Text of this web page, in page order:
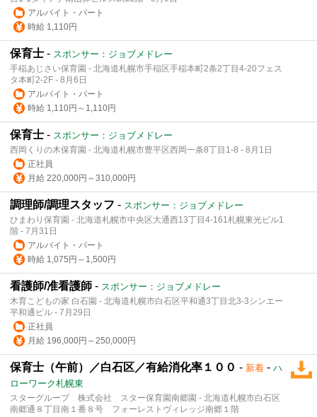
アルバイト・パート
時給 1,110円
保育士 - スポンサー：ジョブメドレー
手稲あじさい保育園 - 北海道札幌市手稲区手稲本町2条2丁目4-20フェス
タ本町2-2F - 8月6日
アルバイト・パート
時給 1,110円～1,110円
保育士 - スポンサー：ジョブメドレー
西岡くりの木保育園 - 北海道札幌市豊平区西岡一条8丁目1-8 - 8月1日
正社員
月給 220,000円～310,000円
調理師/調理スタッフ - スポンサー：ジョブメドレー
ひまわり保育園 - 北海道札幌市中央区大通西13丁目4-161札幌東光ビル1
階 - 7月31日
アルバイト・パート
時給 1,075円～1,500円
看護師/准看護師 - スポンサー：ジョブメドレー
木育こどもの家 白石園 - 北海道札幌市白石区平和通3丁目北3-3シンエー
平和通ビル - 7月29日
正社員
月給 196,000円～250,000円
保育士（午前）／白石区／有給消化率１００ - 新着 - ハ
ローワーク札幌東
スターグループ 株式会社 スター保育園南郷園 - 北海道札幌市白石区
南郷通８丁目南１番８号 フォーレストヴィレッジ南郷１階